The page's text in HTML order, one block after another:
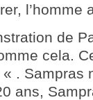
l’homme
de
cela.
. Sampras
ans,